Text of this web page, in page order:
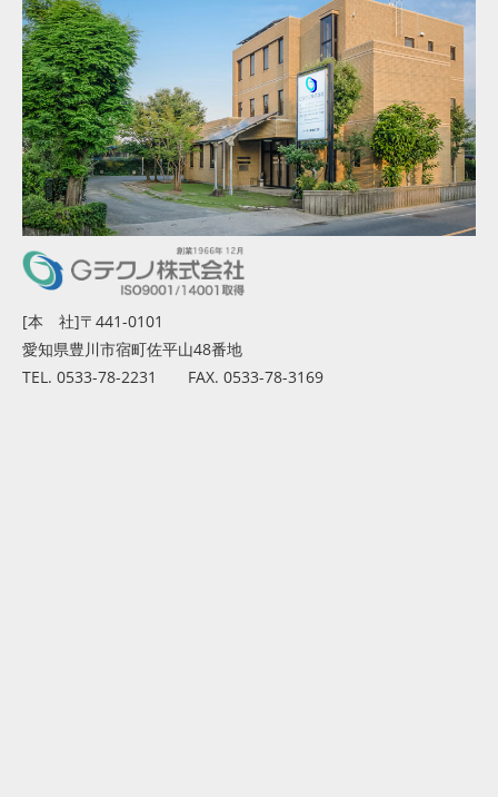
[本 社]〒441-0101
愛知県豊川市宿町佐平山48番地
TEL. 0533-78-2231 FAX. 0533-78-3169